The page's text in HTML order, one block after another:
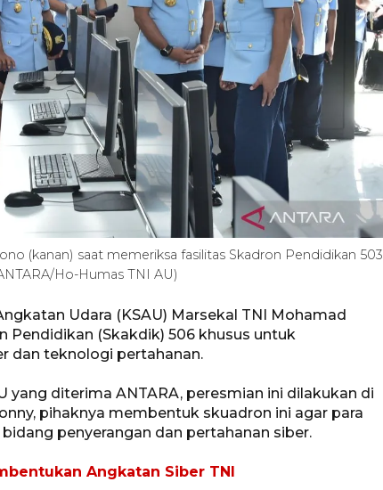
(kanan) saat memeriksa fasilitas Skadron Pendidikan 503
Ho-Humas TNI AU)
Udara (KSAU) Marsekal TNI Mohamad
Pendidikan (Skakdik) 506 khusus untuk
dan teknologi pertahanan.
yang diterima ANTARA, peresmian ini dilakukan di
pihaknya membentuk skuadron ini agar para
penyerangan dan pertahanan siber.
Angkatan Siber TNI